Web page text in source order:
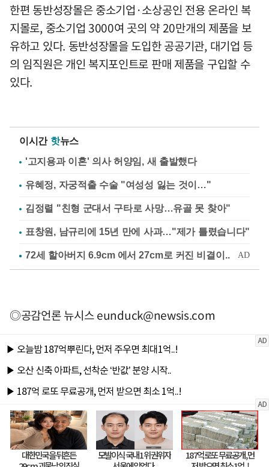
한편 동반성장몰은 중소기업·소상공인 전용 온라인 복
지몰로, 중소기업 3000여 곳의 약 20만개의 제품을 보
유하고 있다. 동반성장몰을 도입한 공공기관, 대기업 등
의 임직원은 개인 복지포인트로 판매 제품을 구입할 수
있다.
이시간 핫뉴스
'고지용과 이혼' 의사 허양임, 새 출발했다
유혜정, 자궁적출 수술 "여성성 잃는 것이…"
김정렬 "친형 군대서 구타로 사망…유골 못 찾아"
표창원, 남규리에 15년 만에 사과…"제가 틀렸습니다"
◎공감언론 뉴시스eunduck@newsis.com